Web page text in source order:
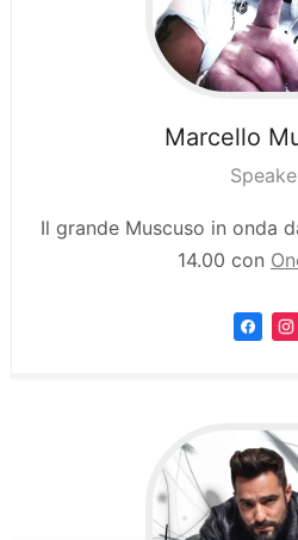
Marcello
Il grande Muscuso in onda
14.00 con